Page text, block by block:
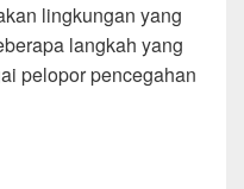
lingkungan yang
langkah yang
pelopor pencegahan